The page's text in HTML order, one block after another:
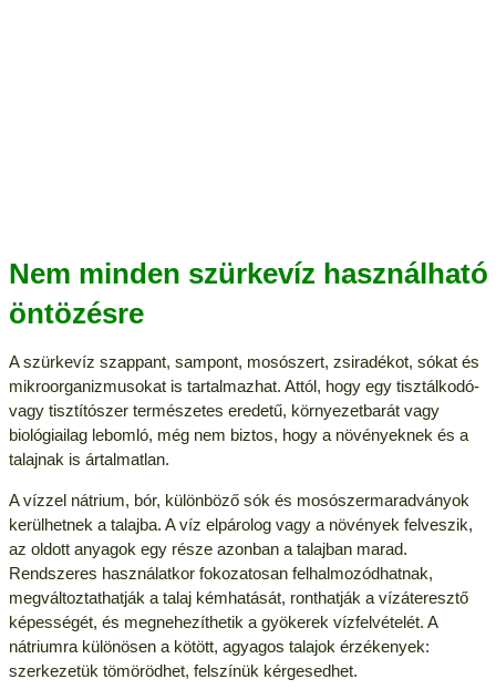
Nem minden szürkevíz használható
öntözésre
A szürkevíz szappant, sampont, mosószert, zsiradékot, sókat és
mikroorganizmusokat is tartalmazhat. Attól, hogy egy tisztálkodó-
vagy tisztítószer természetes eredetű, környezetbarát vagy
biológiailag lebomló, még nem biztos, hogy a növényeknek és a
talajnak is ártalmatlan.
A vízzel nátrium, bór, különböző sók és mosószermaradványok
kerülhetnek a talajba. A víz elpárolog vagy a növények felveszik,
az oldott anyagok egy része azonban a talajban marad.
Rendszeres használatkor fokozatosan felhalmozódhatnak,
megváltoztathatják a talaj kémhatását, ronthatják a vízáteresztő
képességét, és megnehezíthetik a gyökerek vízfelvételét. A
nátriumra különösen a kötött, agyagos talajok érzékenyek:
szerkezetük tömörödhet, felszínük kérgesedhet.